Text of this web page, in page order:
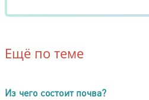
Ещё по теме
Из чего состоит почва?